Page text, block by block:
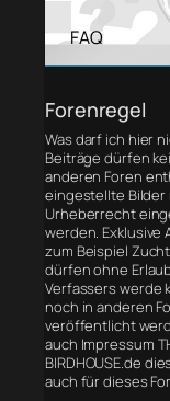
FAQ
Forenregel
Was darf ich hier
Beiträge dürfen
anderen Foren
eingestellte Bilder
Urheberrecht
werden. Exklusive
zum Beispiel
dürfen ohne
Verfassers werde
noch in anderen
veröffentlicht
auch Impressum
BIRDHOUSE.de
auch für dieses